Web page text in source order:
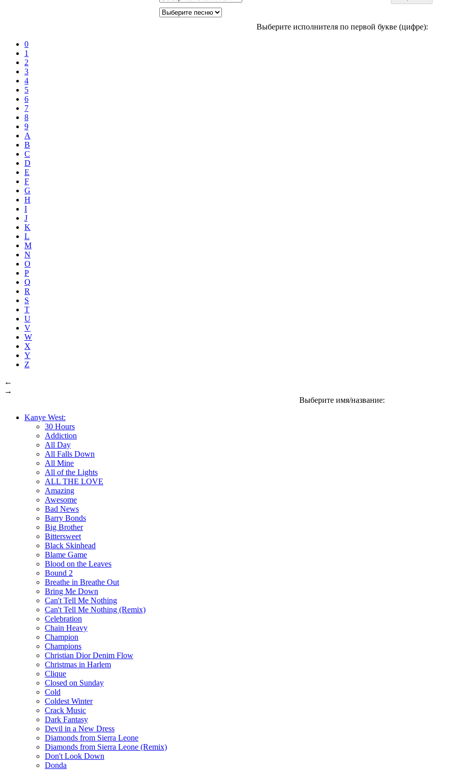
Выберите исполнителя по первой букве (цифре):
0
1
2
3
4
5
6
7
8
9
A
B
C
D
E
F
G
H
I
J
K
L
M
N
O
P
Q
R
S
T
U
V
W
X
Y
Z
←
→
Выберите имя/название:
Kanye West:
30 Hours
Addiction
All Day
All Falls Down
All Mine
All of the Lights
ALL THE LOVE
Amazing
Awesome
Bad News
Barry Bonds
Big Brother
Bittersweet
Black Skinhead
Blame Game
Blood on the Leaves
Bound 2
Breathe in Breathe Out
Bring Me Down
Can't Tell Me Nothing
Can't Tell Me Nothing (Remix)
Celebration
Chain Heavy
Champion
Champions
Christian Dior Denim Flow
Christmas in Harlem
Clique
Closed on Sunday
Cold
Coldest Winter
Crack Music
Dark Fantasy
Devil in a New Dress
Diamonds from Sierra Leone
Diamonds from Sierra Leone (Remix)
Don't Look Down
Donda